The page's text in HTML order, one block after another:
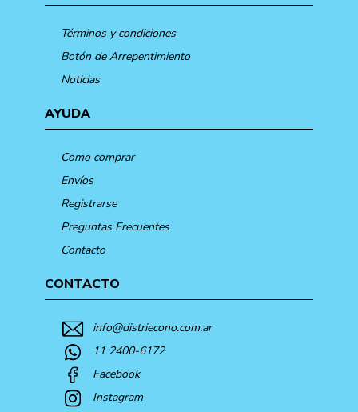
Términos y condiciones
Botón de Arrepentimiento
Noticias
AYUDA
Como comprar
Envíos
Registrarse
Preguntas Frecuentes
Contacto
CONTACTO
info@distriecono.com.ar
11 2400-6172
Facebook
Instagram